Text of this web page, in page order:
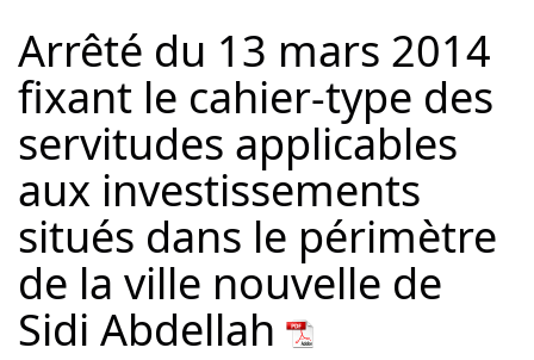
Arrêté du 13 mars 2014
fixant le cahier-type des
servitudes applicables
aux investissements
situés dans le périmètre
de la ville nouvelle de
Sidi Abdellah